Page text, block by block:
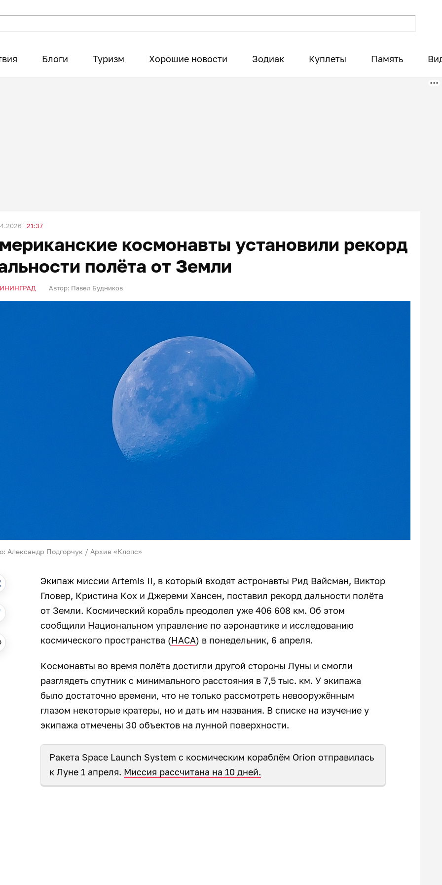
Блоги Туризм Хорошие новости Зодиак Куплеты Память
21:37
космонавты установили рекорд
полёта от Земли
Автор: Павел Будников
Александр Подгорчук / Архив «Клопс»
Экипаж миссии Artemis II, в который входят астронавты Рид Вайсман, Виктор
Гловер, Кристина Кох и Джереми Хансен, поставил рекорд дальности полёта
от Земли. Космический корабль преодолел уже 406 608 км. Об этом
сообщили Национальном управление по аэронавтике и исследованию
космического пространства (НАСА) в понедельник, 6 апреля.
Космонавты во время полёта достигли другой стороны Луны и смогли
разглядеть спутник с минимального расстояния в 7,5 тыс. км. У экипажа
было достаточно времени, что не только рассмотреть невооружённым
глазом некоторые кратеры, но и дать им названия. В списке на изучение у
экипажа отмечены 30 объектов на лунной поверхности.
Ракета Space Launch System с космическим кораблём Orion отправилась
к Луне 1 апреля. Миссия рассчитана на 10 дней.